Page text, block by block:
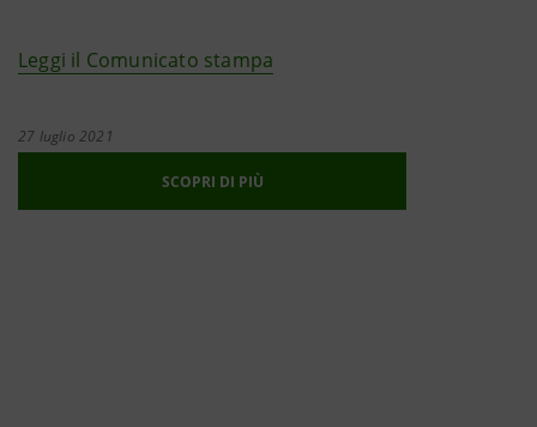
Leggi il Comunicato stampa
27 luglio 2021
SCOPRI DI PIÙ